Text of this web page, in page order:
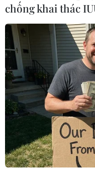
chống khai thác